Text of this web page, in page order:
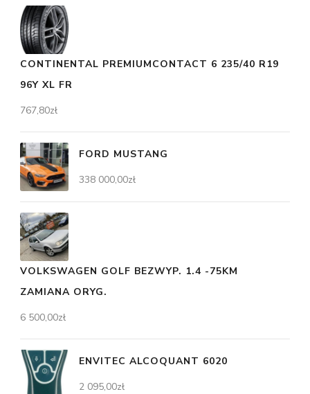
CONTINENTAL PREMIUMCONTACT 6 235/40 R19
96Y XL FR
767,80zł
FORD MUSTANG
338 000,00zł
VOLKSWAGEN GOLF BEZWYP. 1.4 -75KM
ZAMIANA ORYG.
6 500,00zł
ENVITEC ALCOQUANT 6020
2 095,00zł